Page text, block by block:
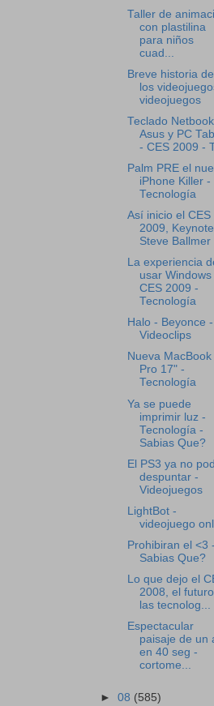
Taller de
con plastilina
para niños
cuad...
Breve historia de
los
videojuegos
Teclado
Asus y PC
- CES 2009 -
Palm PRE el
iPhone Killer -
Tecnología
Así inicio el CES
2009,
Steve Ballmer
La experiencia
usar Windows
CES 2009 -
Tecnología
Halo - Beyonce -
Videoclips
Nueva MacBook
Pro 17" -
Tecnología
Ya se puede
imprimir luz -
Tecnología -
Sabias Que?
El PS3 ya no
despuntar -
Videojuegos
LightBot -
videojuego
Prohibiran el <3
Sabias Que?
Lo que dejo el
2008, el
las tecnolog...
Espectacular
paisaje de un
en 40 seg -
cortome...
► 08 (585)